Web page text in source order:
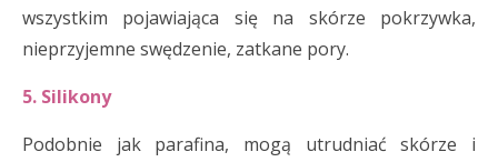
wszystkim pojawiająca się na skórze pokrzywka,
nieprzyjemne swędzenie, zatkane pory.
5. Silikony
Podobnie jak parafina, mogą utrudniać skórze i